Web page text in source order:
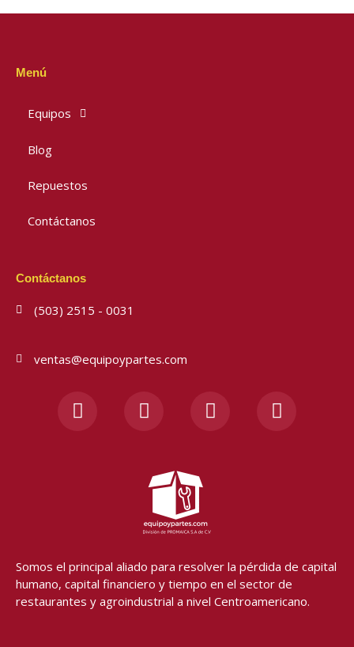
Menú
Equipos
Blog
Repuestos
Contáctanos
Contáctanos
(503) 2515 - 0031
ventas@equipoypartes.com
a
f
n
a
g
a
o h
Somos el principal aliado para resolver la pérdida de capital
humano, capital financiero y tiempo en el sector de
restaurantes y agroindustrial a nivel Centroamericano.